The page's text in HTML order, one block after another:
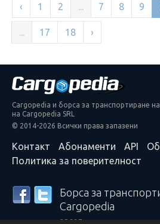
‹ 1 2 ... 7 8 9
... 17 18 ›
Cargopedia и борса за транспортиране
на Cargopedia SRL
© 2014-2026 Всички права запазени
Контакт Абонаменти API
Политика за поверителност
Борса за
Cargopedia
25 337 превозвача и